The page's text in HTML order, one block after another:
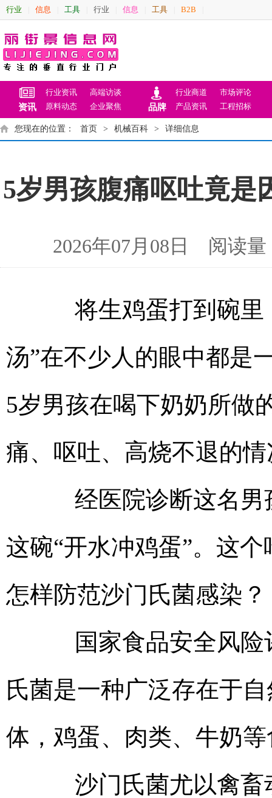
行业 信息 工具 行业 信息 工具 B2B
资讯
行业资讯
高端访谈
原料动态
企业聚焦 品牌
行业商道
市场评论
产品资讯
工程招标
您现在的位置： 首页 > 机械百科 > 详细信息
5岁男孩腹痛呕吐竟
2026年07月08日 阅读
将生鸡蛋打到碗里
汤”在不少人的眼中都是
5岁男孩在喝下奶奶所做
痛、呕吐、高烧不退的
经医院诊断这名男
这碗“开水冲鸡蛋”。这
怎样防范沙门氏菌感染？
国家食品安全风险
氏菌是一种广泛存在于
体，鸡蛋、肉类、牛奶
沙门氏菌尤以禽畜